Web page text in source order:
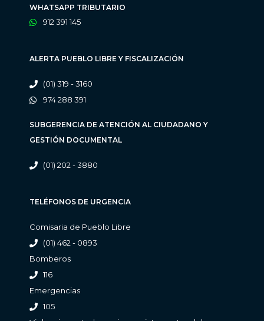
WHATSAPP TRIBUTARIO
912 391 145
ALERTA PUEBLO LIBRE Y FISCALIZACIÓN
(01) 319 - 3160
974 288 391
SUBGERENCIA DE ATENCIÓN AL CIUDADANO Y
GESTIÓN DOCUMENTAL
(01) 202 - 3880
TELÉFONOS DE URGENCIA
Comisaria de Pueblo Libre
(01) 462 - 0893
Bomberos
116
Emergencias
105